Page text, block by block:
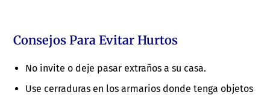
Consejos Para Evitar Hurtos
No invite o deje pasar extraños a su casa.
Use cerraduras en los armarios donde tenga objetos